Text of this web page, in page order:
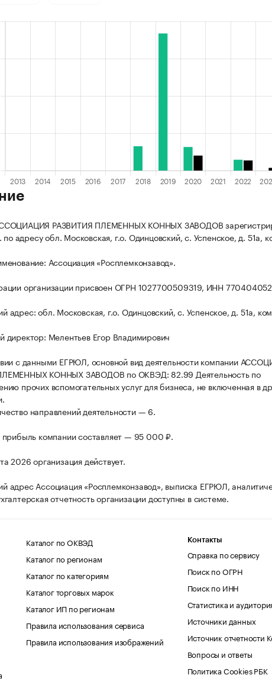
РАЗВИТИЯ ПЛЕМЕННЫХ КОННЫХ ЗАВОДОВ
по адресу обл. Московская, г.о. Одинцовский, с. Успенское, д. 51а,
Ассоциация «Росплемконзавод».
организации присвоен ОГРН 1027700509319, ИНН
адрес: обл. Московская, г.о. Одинцовский, с. Успенское, д. 51а,
директор: Мелентьев Егор Владимирович
с данными ЕГРЮЛ, основной вид деятельности компании
КОННЫХ ЗАВОДОВ по ОКВЭД: 82.99 Деятельность по
прочих вспомогательных услуг для бизнеса, не включенная в
направлений деятельности — 6.
прибыль компании составляет — 95 000 ₽.
2026 организация действует.
адрес Ассоциация «Росплемконзавод», выписка ЕГРЮЛ,
отчетность организации доступны в системе.
Каталог по ОКВЭД
Каталог по регионам
Каталог по категориям
Каталог торговых марок
Каталог ИП по регионам
Правила использования сервиса
Правила использования изображений
Контакты
Справка по сервису
Поиск по ОГРН
Поиск по ИНН
Статистика и
Источники данных
Источник отчетности
Вопросы и ответы
Политика Cookies РБК